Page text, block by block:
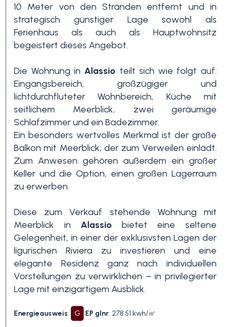
10 Meter von den Stränden entfernt und in
strategisch günstiger Lage sowohl als
Ferienhaus als auch als Hauptwohnsitz
begeistert dieses Angebot.
Die Wohnung inAlassio teilt sich wie folgt auf:
Eingangsbereich, großzügiger und
lichtdurchfluteter Wohnbereich, Küche mit
seitlichem Meerblick, zwei geräumige
Schlafzimmer und ein Badezimmer.
Ein besonders wertvolles Merkmal ist der große
Balkon mit Meerblick; der zum Verweilen einlädt.
Zum Anwesen gehören außerdem ein großer
Keller und die Option, einen großen Lagerraum
zu erwerben.
Diese zum Verkauf stehende Wohnung mit
Meerblick in Alassio bietet eine seltene
Gelegenheit, in einer der exklusivsten Lagen der
ligurischen Riviera zu investieren und eine
elegante Residenz ganz nach individuellen
Vorstellungen zu verwirklichen – in privilegierter
Lage mit einzigartigem Ausblick.
Energieausweis: G EP glnr: 278.51 kwh/㎡
Alle
1
2
3+
Andere
Optionen
-
Garten
Balkon / Terrasse